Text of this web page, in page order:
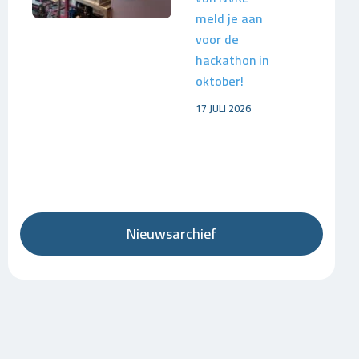
meld je aan
voor de
hackathon in
oktober!
17 JULI 2026
Nieuwsarchief